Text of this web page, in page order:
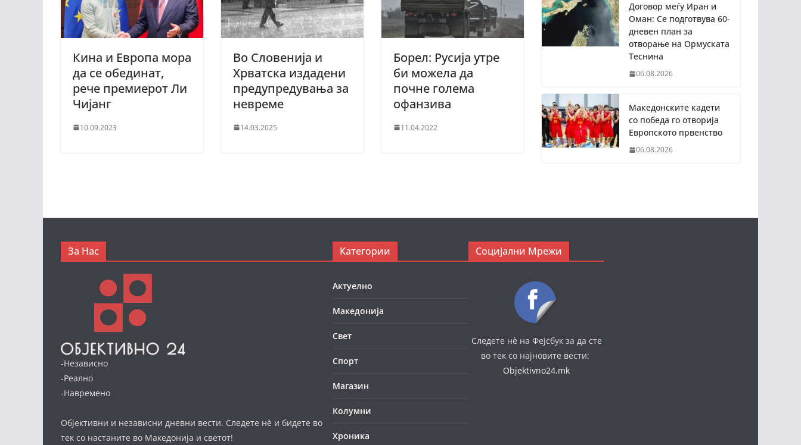
Кина и Европа мора
да се обединат,
рече премиерот Ли
Чијанг
10.09.2023
Во Словенија и
Хрватска издадени
предупредувања за
невреме
14.03.2025
Борел: Русија утре
би можела да
почне голема
офанзива
11.04.2022
Договор меѓу Иран и
Оман: Се подготвува 60-
дневен план за
отворање на Ормуската
Теснина
06.08.2026
Македонските кадети
со победа го отворија
Европското првенство
06.08.2026
За Нас
-Независно
-Реално
-Навремено
Објективни и независни дневни вести. Следете нè и бидете во
тек со настаните во Македонија и светот!
Категории
Актуелно
Македонија
Свет
Спорт
Магазин
Колумни
Хроника
Социјални Мрежи
Следете нè на Фејсбук за да сте
во тек со најновите вести:
Objektivno24.mk